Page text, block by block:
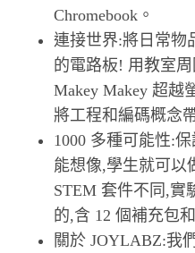
Chromebook。
連接世界:將日常物
的電路板! 用教室
Makey Makey 超越
將工程和編碼概念
1000 多種可能性:
能想像,學生就可以
STEM 套件不同,實
的,含 12 個補充包
關於 JOYLABZ:我